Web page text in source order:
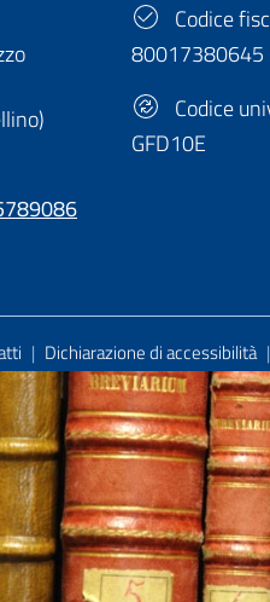
Codice
80017380645
Codice
GFD10E
| Dichiarazione di accessibilità |